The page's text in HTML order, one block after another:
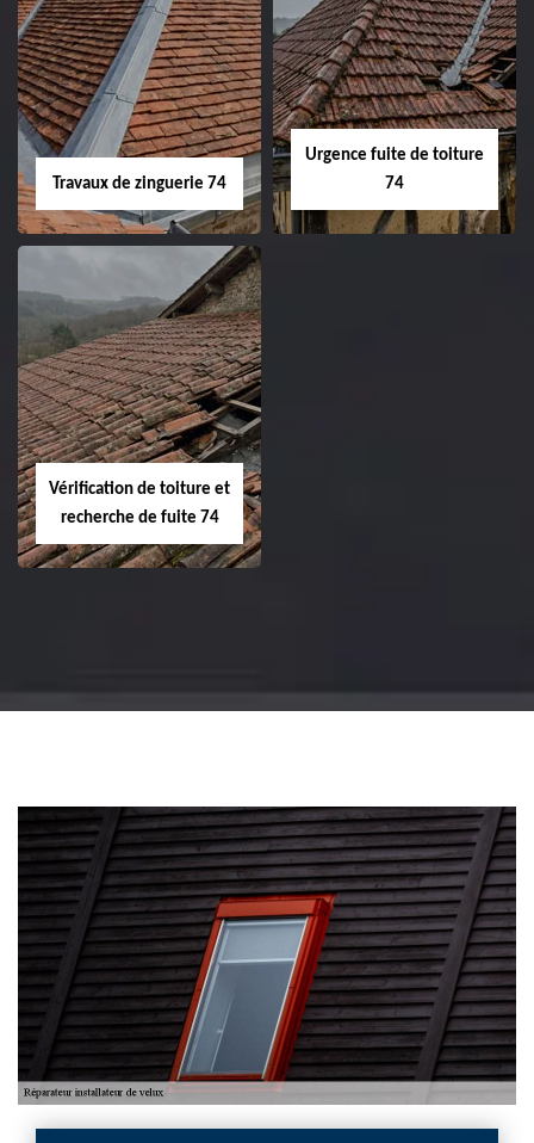
Travaux de zinguerie 74
Urgence fuite de toiture
74
Vérification de toiture et
recherche de fuite 74